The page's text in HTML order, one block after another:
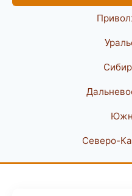
Северо-